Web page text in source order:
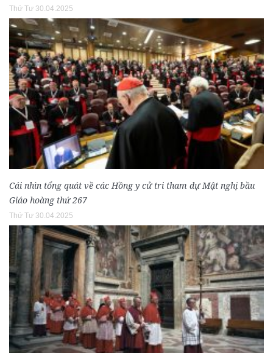
Thứ Tư 30.04.2025
Cái nhìn tổng quát về các Hồng y cử tri tham dự Mật nghị bầu
Giáo hoàng thứ 267
Thứ Tư 30.04.2025